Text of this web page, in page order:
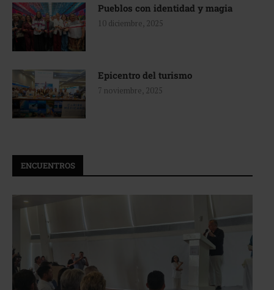
Pueblos con identidad y magia
10 diciembre, 2025
Epicentro del turismo
7 noviembre, 2025
ENCUENTROS